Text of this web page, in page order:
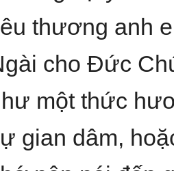
thương anh
cho Đức
một thức
gian dâm,